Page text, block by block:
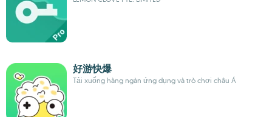
好游快爆
Tải xuống hàng ngàn ứng dụng và trò chơi châu Á